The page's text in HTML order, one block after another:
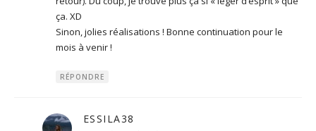
ça. XD
Sinon, jolies réalisations ! Bonne continuation pour le
mois à venir !
RÉPONDRE
ESSILA38